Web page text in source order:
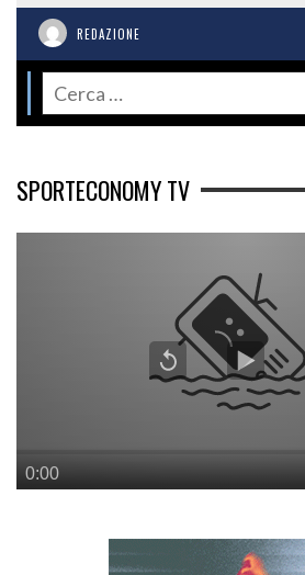
REDAZIONE
SPORTECONOMY TV